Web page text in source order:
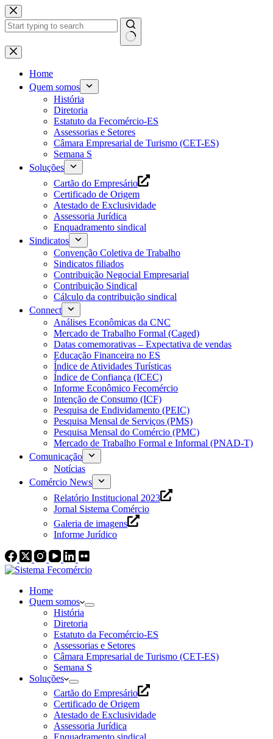
Pular
para
o
Home
Quem somos
História
Diretoria
Estatuto da Fecomércio-ES
Assessorias e Setores
Câmara Empresarial de Turismo (CET-ES)
Semana S
Soluções
Cartão do Empresário
Certificado de Origem
Atestado de Exclusividade
Assessoria Jurídica
Enquadramento sindical
Sindicatos
Convenção Coletiva de Trabalho
Sindicatos filiados
Contribuição Negocial Empresarial
Contribuição Sindical
Cálculo da contribuição sindical
Connect
Análises Econômicas da CNC
Mercado de Trabalho Formal (Caged)
Datas comemorativas – Expectativa de vendas
Educação Financeira no ES
Índice de Atividades Turísticas
Índice de Confiança (ICEC)
Informe Econômico Fecomércio
Intenção de Consumo (ICF)
Pesquisa de Endividamento (PEIC)
Pesquisa Mensal de Serviços (PMS)
Pesquisa Mensal do Comércio (PMC)
Mercado de Trabalho Formal e Informal (PNAD-T)
Comunicação
Notícias
Comércio News
Relatório Institucional 2023
Jornal Sistema Comércio
Galeria de imagens
Informe Jurídico
Home
Quem somos
História
Diretoria
Estatuto da Fecomércio-ES
Assessorias e Setores
Câmara Empresarial de Turismo (CET-ES)
Semana S
Soluções
Cartão do Empresário
Certificado de Origem
Atestado de Exclusividade
Assessoria Jurídica
Enquadramento sindical